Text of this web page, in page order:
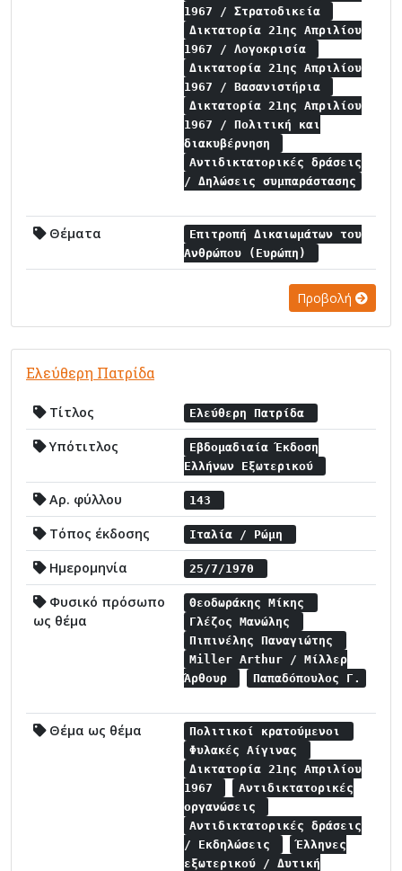
1967 / Στρατοδικεία
Δικτατορία 21ης Απριλίου
1967 / Λογοκρισία
Δικτατορία 21ης Απριλίου
1967 / Βασανιστήρια
Δικτατορία 21ης Απριλίου
1967 / Πολιτική και
διακυβέρνηση
Αντιδικτατορικές δράσεις
/ Δηλώσεις συμπαράστασης
Θέματα
Επιτροπή Δικαιωμάτων του
Ανθρώπου (Ευρώπη)
Προβολή
Ελεύθερη Πατρίδα
Τίτλος Ελεύθερη Πατρίδα
Υπότιτλος
Εβδομαδιαία Έκδοση
Ελλήνων Εξωτερικού
Αρ. φύλλου 143
Τόπος έκδοσης Ιταλία / Ρώμη
Ημερομηνία 25/7/1970
Φυσικό πρόσωπο
ως θέμα
Θεοδωράκης Μίκης
Γλέζος Μανώλης
Πιπινέλης Παναγιώτης
Miller Arthur / Μίλλερ
Άρθουρ
Παπαδόπουλος Γ.
Θέμα ως θέμα
Πολιτικοί κρατούμενοι
Φυλακές Αίγινας
Δικτατορία 21ης Απριλίου
1967
Αντιδικτατορικές
οργανώσεις
Αντιδικτατορικές δράσεις
/ Εκδηλώσεις
Έλληνες
εξωτερικού / Δυτική